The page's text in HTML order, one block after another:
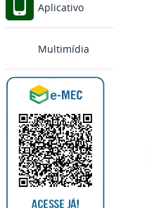
Aplicativo
Multimídia